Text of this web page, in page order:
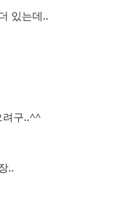
있는데..
려구..^^
..